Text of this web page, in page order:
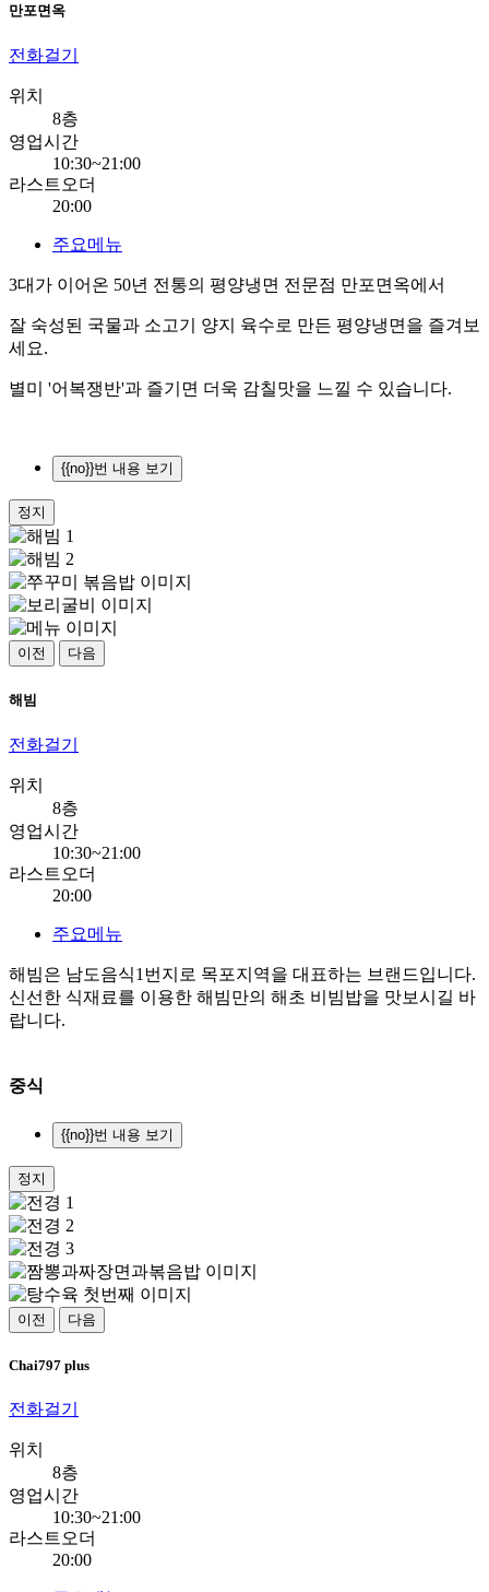
만포면옥
전화걸기
위치
8층
영업시간
10:30~21:00
라스트오더
20:00
주요메뉴
3대가 이어온 50년 전통의 평양냉면 전문점 만포면옥에서
잘 숙성된 국물과 소고기 양지 육수로 만든 평양냉면을 즐겨보
세요.
별미 '어복쟁반'과 즐기면 더욱 감칠맛을 느낄 수 있습니다.
{{no}}번 내용 보기
정지
이전 다음
해빔
전화걸기
위치
8층
영업시간
10:30~21:00
라스트오더
20:00
주요메뉴
해빔은 남도음식1번지로 목포지역을 대표하는 브랜드입니다.
신선한 식재료를 이용한 해빔만의 해초 비빔밥을 맛보시길 바
랍니다.
중식
{{no}}번 내용 보기
정지
이전 다음
Chai797 plus
전화걸기
위치
8층
영업시간
10:30~21:00
라스트오더
20:00